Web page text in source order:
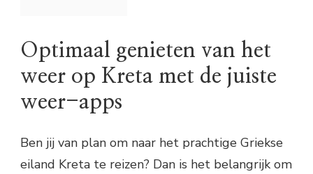
Optimaal genieten van het
weer op Kreta met de juiste
weer-apps
Ben jij van plan om naar het prachtige Griekse
eiland Kreta te reizen? Dan is het belangrijk om